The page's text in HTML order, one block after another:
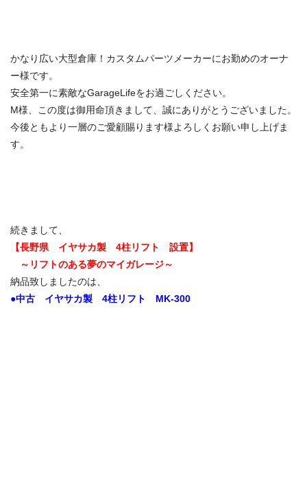
かなり広い大型倉庫！カスタムパーツメーカーにお勤めのオーナ
ー様です。
安全第一に素敵なGarageLifeをお過ごしください。
M様、この度は御用命頂きまして、誠にありがとうございました。
今後ともより一層のご愛顧賜ります様よろしくお願い申し上げま
す。
続きまして、
【長野県 イヤサカ製 4柱リフト 設置】
～リフトのある夢のマイガレージ～
納品致しましたのは、
●中古 イヤサカ製 4柱リフト MK-300